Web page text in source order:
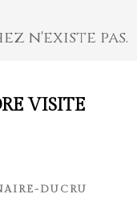
n'existe pas.
VISITE
DUCRU